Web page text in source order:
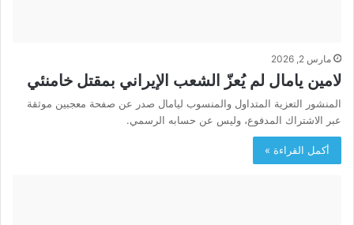
مارس 2, 2026
لامين يامال لم يُعزّ الشعب الإيراني بمقتل خامنئي
المنشور التعزية المتداول والمنسوب ليامال صدر عن صفحة معجبين موثقة
عبر الاشتراك المدفوع، وليس عن حسابه الرسمي.
أكمل القراءة »